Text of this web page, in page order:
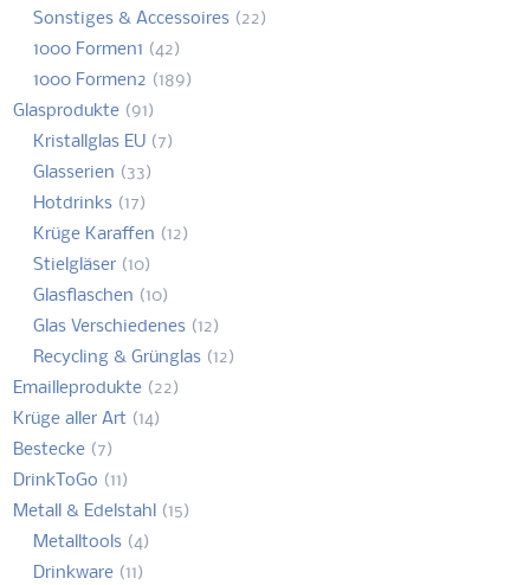
Sonstiges & Accessoires (22)
1000 Formen1 (42)
1000 Formen2 (189)
Glasprodukte (91)
Kristallglas EU (7)
Glasserien (33)
Hotdrinks (17)
Krüge Karaffen (12)
Stielgläser (10)
Glasflaschen (10)
Glas Verschiedenes (12)
Recycling & Grünglas (12)
Emailleprodukte (22)
Krüge aller Art (14)
Bestecke (7)
DrinkToGo (11)
Metall & Edelstahl (15)
Metalltools (4)
Drinkware (11)